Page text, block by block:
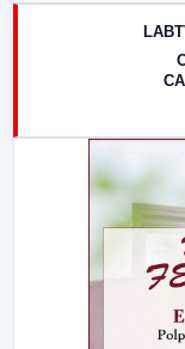
17:00